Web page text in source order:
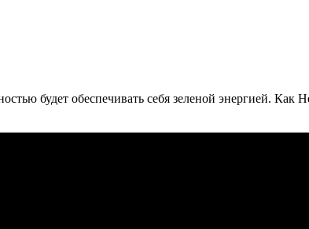
будет обеспечивать себя зеленой энергией. Как